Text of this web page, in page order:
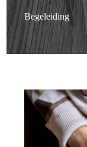
Begeleiding